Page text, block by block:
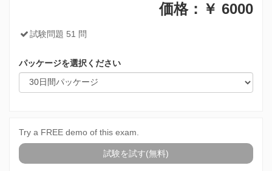
価格：￥ 6000
試験問題 51 問
パッケージを選択ください
Try a FREE demo of this exam.
試験を試す(無料)